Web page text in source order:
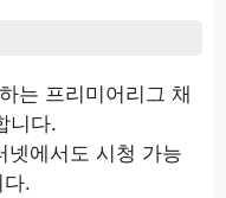
는 프리미어리그 채
니다.
넷에서도 시청 가능
.